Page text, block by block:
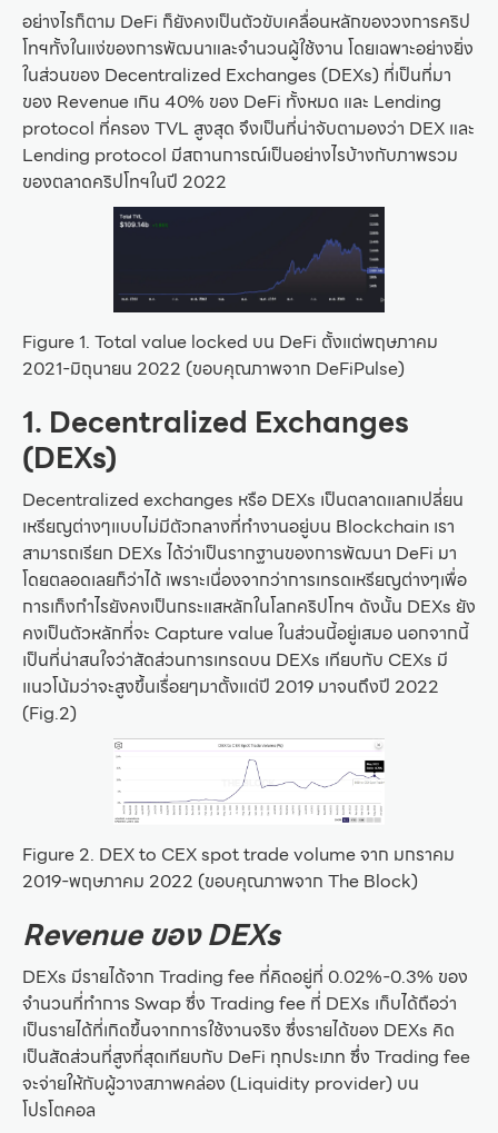
อย่างไรก็ตาม DeFi ก็ยังคงเป็นตัวขับเคลื่อนหลักของวงการคริป
โทฯทั้งในแง่ของการพัฒนาและจำนวนผู้ใช้งาน โดยเฉพาะอย่างยิ่ง
ในส่วนของ Decentralized Exchanges (DEXs) ที่เป็นที่มา
ของ Revenue เกิน 40% ของ DeFi ทั้งหมด และ Lending
protocol ที่ครอง TVL สูงสุด จึงเป็นที่น่าจับตามองว่า DEX และ
Lending protocol มีสถานการณ์เป็นอย่างไรบ้างกับภาพรวม
ของตลาดคริปโทฯในปี 2022
Figure 1. Total value locked บน DeFi ตั้งแต่พฤษภาคม
2021-มิถุนายน 2022 (ขอบคุณภาพจาก DeFiPulse)
1. Decentralized Exchanges
(DEXs)
Decentralized exchanges หรือ DEXs เป็นตลาดแลกเปลี่ยน
เหรียญต่างๆแบบไม่มีตัวกลางที่ทำงานอยู่บน Blockchain เรา
สามารถเรียก DEXs ได้ว่าเป็นรากฐานของการพัฒนา DeFi มา
โดยตลอดเลยก็ว่าได้ เพราะเนื่องจากว่าการเทรดเหรียญต่างๆเพื่อ
การเก็งกำไรยังคงเป็นกระแสหลักในโลกคริปโทฯ ดังนั้น DEXs ยัง
คงเป็นตัวหลักที่จะ Capture value ในส่วนนี้อยู่เสมอ นอกจากนี้
เป็นที่น่าสนใจว่าสัดส่วนการเทรดบน DEXs เทียบกับ CEXs มี
แนวโน้มว่าจะสูงขึ้นเรื่อยๆมาตั้งแต่ปี 2019 มาจนถึงปี 2022
(Fig.2)
Figure 2. DEX to CEX spot trade volume จาก มกราคม
2019-พฤษภาคม 2022 (ขอบคุณภาพจาก The Block)
Revenue ของ DEXs
DEXs มีรายได้จาก Trading fee ที่คิดอยู่ที่ 0.02%-0.3% ของ
จำนวนที่ทำการ Swap ซึ่ง Trading fee ที่ DEXs เก็บได้ถือว่า
เป็นรายได้ที่เกิดขึ้นจากการใช้งานจริง ซึ่งรายได้ของ DEXs คิด
เป็นสัดส่วนที่สูงที่สุดเทียบกับ DeFi ทุกประเภท ซึ่ง Trading fee
จะจ่ายให้กับผู้วางสภาพคล่อง (Liquidity provider) บน
โปรโตคอล